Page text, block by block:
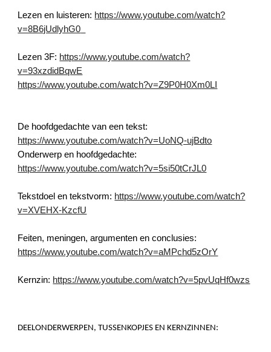
Lezen en luisteren: https://www.youtube.com/watch?
v=8B6jUdlyhG0
Lezen 3F: https://www.youtube.com/watch?
v=93xzdidBqwE
https://www.youtube.com/watch?v=Z9P0H0Xm0LI
De hoofdgedachte van een tekst:
https://www.youtube.com/watch?v=UoNQ-ujBdto
Onderwerp en hoofdgedachte:
https://www.youtube.com/watch?v=5si50tCrJL0
Tekstdoel en tekstvorm: https://www.youtube.com/watch?
v=XVEHX-KzcfU
Feiten, meningen, argumenten en conclusies:
https://www.youtube.com/watch?v=aMPchd5zOrY
Kernzin: https://www.youtube.com/watch?v=5pvUqHf0wzs
DEELONDERWERPEN, TUSSENKOPJES EN KERNZINNEN: